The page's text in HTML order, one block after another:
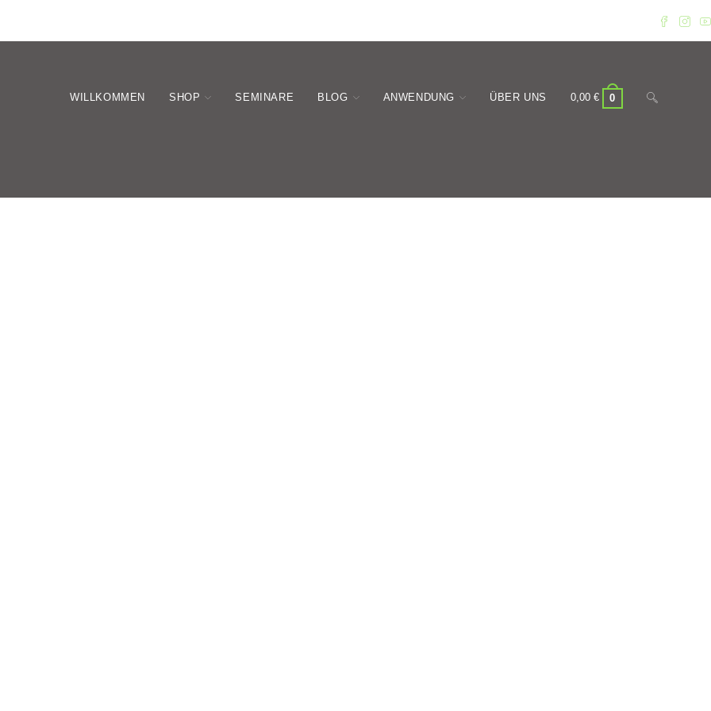
WILLKOMMEN SHOP SEMINARE BLOG ANWENDUNG ÜBER UNS 0,00 € 0 Website-